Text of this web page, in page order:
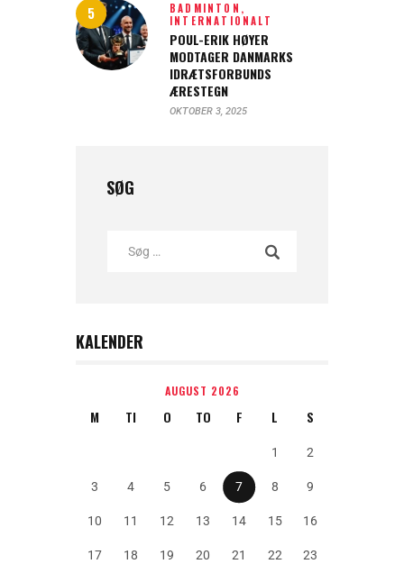
BADMINTON,
INTERNATIONALT
POUL-ERIK HØYER
MODTAGER DANMARKS
IDRÆTSFORBUNDS
ÆRESTEGN
OKTOBER 3, 2025
SØG
KALENDER
AUGUST 2026
M TI O TO F L S
1 2
3 4 5 6 7 8 9
10 11 12 13 14 15 16
17 18 19 20 21 22 23